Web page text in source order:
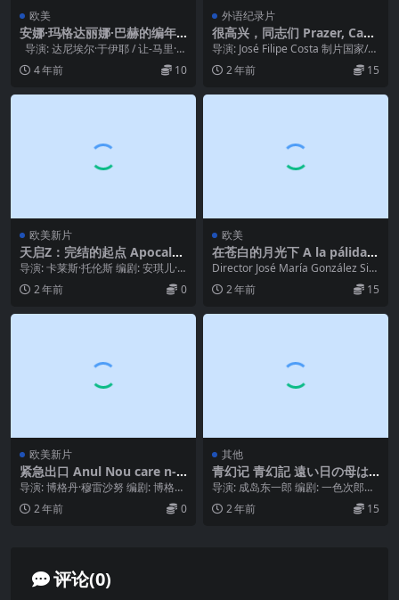
欧美
安娜·玛格达丽娜·巴赫的编年
史 Chronik der Anna Magd
alena Bach (1968)
导演: 达尼埃尔·于伊耶 / 让-马里·斯
特劳布 编剧: 达尼埃尔...
4 年前 10
外语纪录片
很高兴，同志们 Prazer, Cam
aradas! (2019)
导演: José Filipe Costa 制片国家/地
区: 葡萄牙 上映日期:...
2 年前 15
欧美新片
天启Z：完结的起点 Apocalyp
se Z: El principio del fin (20
24)
导演: 卡莱斯·托伦斯 编剧: 安琪儿·
阿古多 主演: 贝塔·巴斯克斯 / 伊里...
2 年前 0
欧美
在苍白的月光下 A la pálida l
uz de la luna.1985
Director José María González Sin
de Write...
2 年前 15
欧美新片
紧急出口 Anul Nou care n-a
fost (2024)
导演: 博格丹·穆雷沙努 编剧: 博格丹
·穆雷沙努 主演: 艾德里安·凡希加 /...
2 年前 0
其他
青幻记 青幻記 遠い日の母は
美しく (1973)
导演: 成岛东一郎 编剧: 一色次郎
（原作） / 平岩弓枝 / 成島東一
郎 / ...2 年前 15
评论(0)